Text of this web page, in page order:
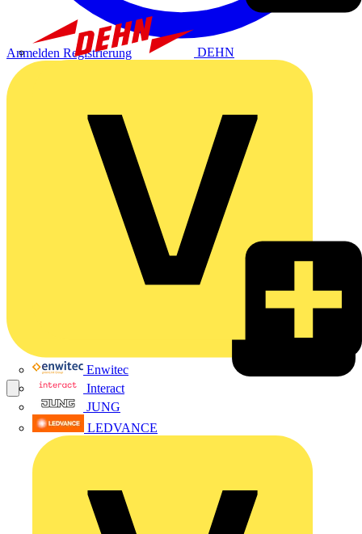
DEHN
Enwitec
Interact
JUNG
LEDVANCE
Anmelden Registrierung